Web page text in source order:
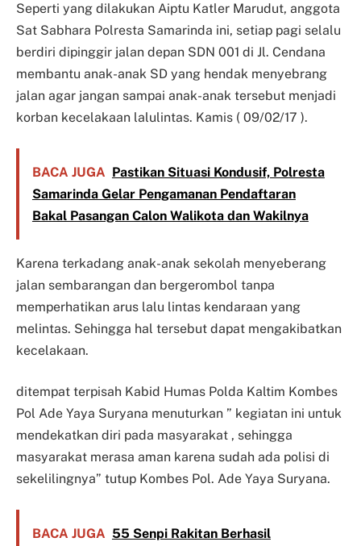
Seperti yang dilakukan Aiptu Katler Marudut, anggota
Sat Sabhara Polresta Samarinda ini, setiap pagi selalu
berdiri dipinggir jalan depan SDN 001 di Jl. Cendana
membantu anak-anak SD yang hendak menyebrang
jalan agar jangan sampai anak-anak tersebut menjadi
korban kecelakaan lalulintas. Kamis ( 09/02/17 ).
BACA JUGA Pastikan Situasi Kondusif, Polresta
Samarinda Gelar Pengamanan Pendaftaran
Bakal Pasangan Calon Walikota dan Wakilnya
Karena terkadang anak-anak sekolah menyeberang
jalan sembarangan dan bergerombol tanpa
memperhatikan arus lalu lintas kendaraan yang
melintas. Sehingga hal tersebut dapat mengakibatkan
kecelakaan.
ditempat terpisah Kabid Humas Polda Kaltim Kombes
Pol Ade Yaya Suryana menuturkan ” kegiatan ini untuk
mendekatkan diri pada masyarakat , sehingga
masyarakat merasa aman karena sudah ada polisi di
sekelilingnya” tutup Kombes Pol. Ade Yaya Suryana.
BACA JUGA 55 Senpi Rakitan Berhasil